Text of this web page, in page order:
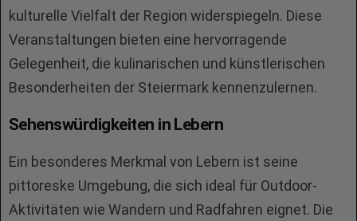
kulturelle Vielfalt der Region widerspiegeln. Diese
Veranstaltungen bieten eine hervorragende
Gelegenheit, die kulinarischen und künstlerischen
Besonderheiten der Steiermark kennenzulernen.
Sehenswürdigkeiten in Lebern
Ein besonderes Merkmal von Lebern ist seine
pittoreske Umgebung, die sich ideal für Outdoor-
Aktivitäten wie Wandern und Radfahren eignet. Die